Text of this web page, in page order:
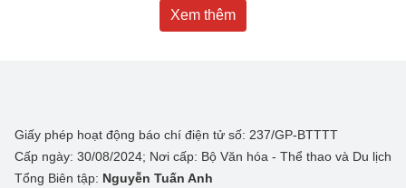
Xem thêm
Giấy phép hoạt động báo chí điện tử số: 237/GP-BTTTT
Cấp ngày: 30/08/2024; Nơi cấp: Bộ Văn hóa - Thể thao và Du lịch
Tổng Biên tập: Nguyễn Tuấn Anh